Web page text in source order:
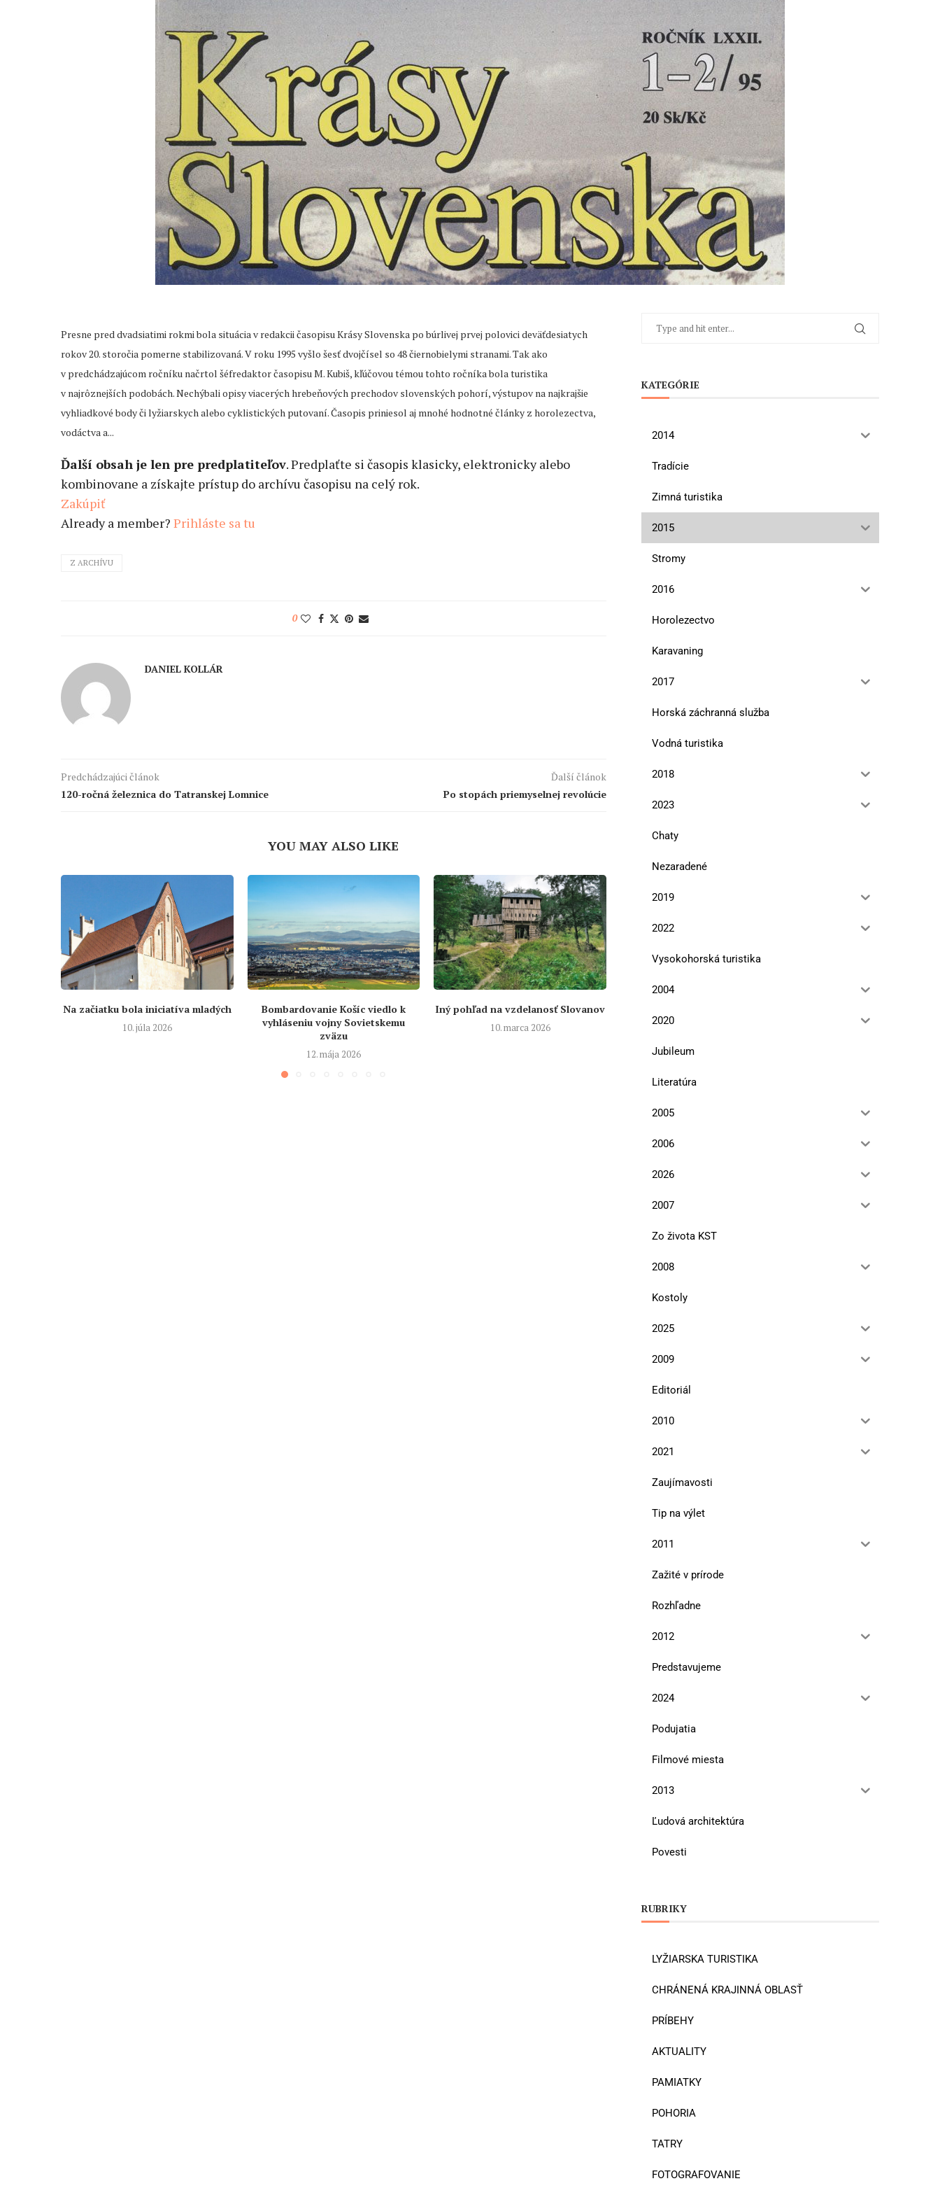
Presne pred dvadsiatimi rokmi bola situácia v redakcii časopisu Krásy Slovenska po búrlivej prvej polovici deväťdesiatych
rokov 20. storočia pomerne stabilizovaná. V roku 1995 vyšlo šesť dvojčísel so 48 čiernobielymi stranami. Tak ako
v predchádzajúcom ročníku načrtol šéfredaktor časopisu M. Kubiš, kľúčovou témou tohto ročníka bola turistika
v najrôznejších podobách. Nechýbali opisy viacerých hrebeňových prechodov slovenských pohorí, výstupov na najkrajšie
vyhliadkové body či lyžiarskych alebo cyklistických putovaní. Časopis priniesol aj mnohé hodnotné články z horolezectva,
vodáctva a...
Ďalší obsah je len pre predplatiteľov. Predplaťte si časopis klasicky, elektronicky alebo
kombinovane a získajte prístup do archívu časopisu na celý rok.
Zakúpiť
Already a member? Prihláste sa tu
Z ARCHÍVU
0
DANIEL KOLLÁR
Predchádzajúci článok
120-ročná železnica do Tatranskej Lomnice
Ďalší článok
Po stopách priemyselnej revolúcie
YOU MAY ALSO LIKE
Na začiatku bola iniciatíva mladých
10. júla 2026
Bombardovanie Košíc viedlo k
vyhláseniu vojny Sovietskemu
zväzu
12. mája 2026
Iný pohľad na vzdelanosť Slovanov
10. marca 2026
KATEGÓRIE
2014
Tradície
Zimná turistika
2015
Stromy
2016
Horolezectvo
Karavaning
2017
Horská záchranná služba
Vodná turistika
2018
2023
Chaty
Nezaradené
2019
2022
Vysokohorská turistika
2004
2020
Jubileum
Literatúra
2005
2006
2026
2007
Zo života KST
2008
Kostoly
2025
2009
Editoriál
2010
2021
Zaujímavosti
Tip na výlet
2011
Zažité v prírode
Rozhľadne
2012
Predstavujeme
2024
Podujatia
Filmové miesta
2013
Ľudová architektúra
Povesti
RUBRIKY
LYŽIARSKA TURISTIKA
CHRÁNENÁ KRAJINNÁ OBLASŤ
PRÍBEHY
AKTUALITY
PAMIATKY
POHORIA
TATRY
FOTOGRAFOVANIE